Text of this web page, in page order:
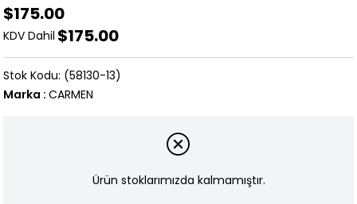
$175.00
KDV Dahil $175.00
(58130-13)
Marka : CARMEN
Ürün stoklarımızda kalmamıştır.